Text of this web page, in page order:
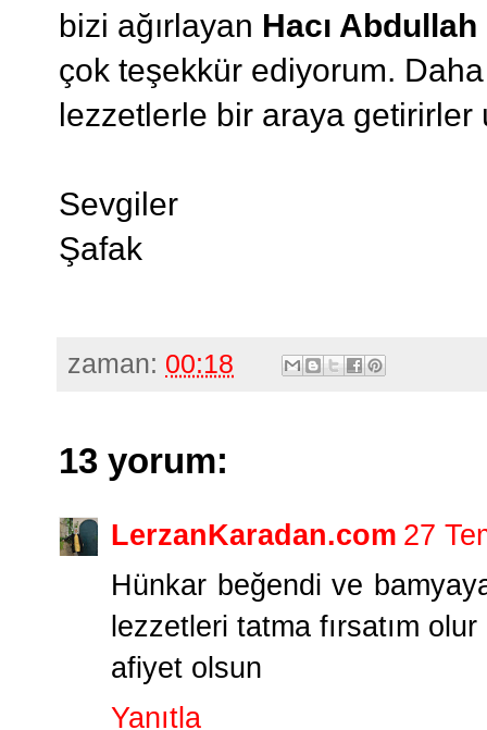
bizi ağırlayan Hacı
çok teşekkür ediyorum.
lezzetlerle bir araya getirirler
Sevgiler
Şafak
zaman: 00:18
13 yorum:
LerzanKaradan.com 27
Hünkar beğendi ve
lezzetleri tatma fırsatım olur
afiyet olsun
Yanıtla